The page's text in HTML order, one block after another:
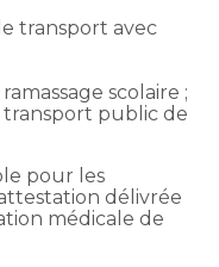
transport avec
scolaire ;
transport public de
pour les
délivrée
médicale de